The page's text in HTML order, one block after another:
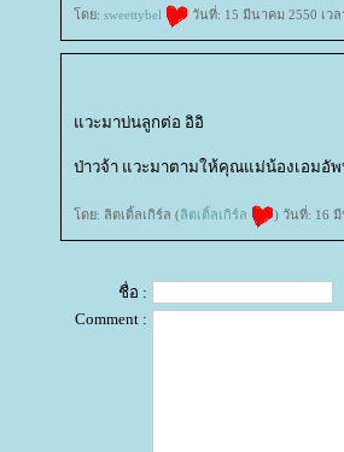
ดย: sweettybel วันที่: 15 มีนาคม 2550 เวล
วะมาบ่นลูกต่อ อิอิ
ป่าวจ้า แวะมาตามให้คุณแม่น้องเอมอั
ดย: ลิตเติ้ลเกิร์ล (ลิตเติ้ลเกิร์ล ) วันที่: 16 มี
ชื่อ :
Comment :